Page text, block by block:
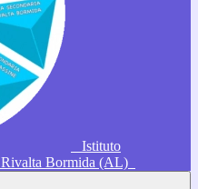
Istituto
Rivalta Bormida (AL)